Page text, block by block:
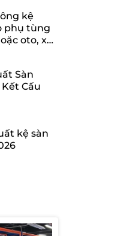
kệ
phụ tùng
oto, xe
Sàn
Cấu
kệ sàn